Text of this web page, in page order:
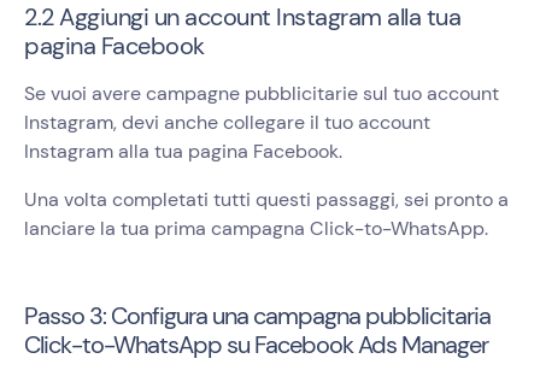
2.2 Aggiungi un account Instagram alla tua
pagina Facebook
Se vuoi avere campagne pubblicitarie sul tuo account
Instagram, devi anche collegare il tuo account
Instagram alla tua pagina Facebook.
Una volta completati tutti questi passaggi, sei pronto a
lanciare la tua prima campagna Click-to-WhatsApp.
Passo 3: Configura una campagna pubblicitaria
Click-to-WhatsApp su Facebook Ads Manager